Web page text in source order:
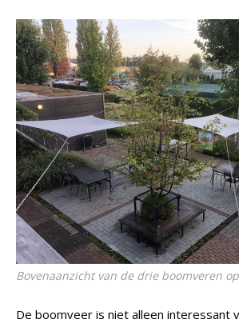
Bovenaanzicht van de drie boomveren
De boomveer is niet alleen interessant